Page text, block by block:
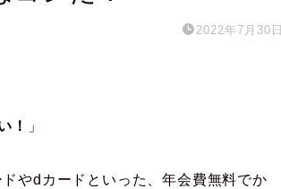
2022年7月30日
！ 」
やdカードといった、年会費無料でか